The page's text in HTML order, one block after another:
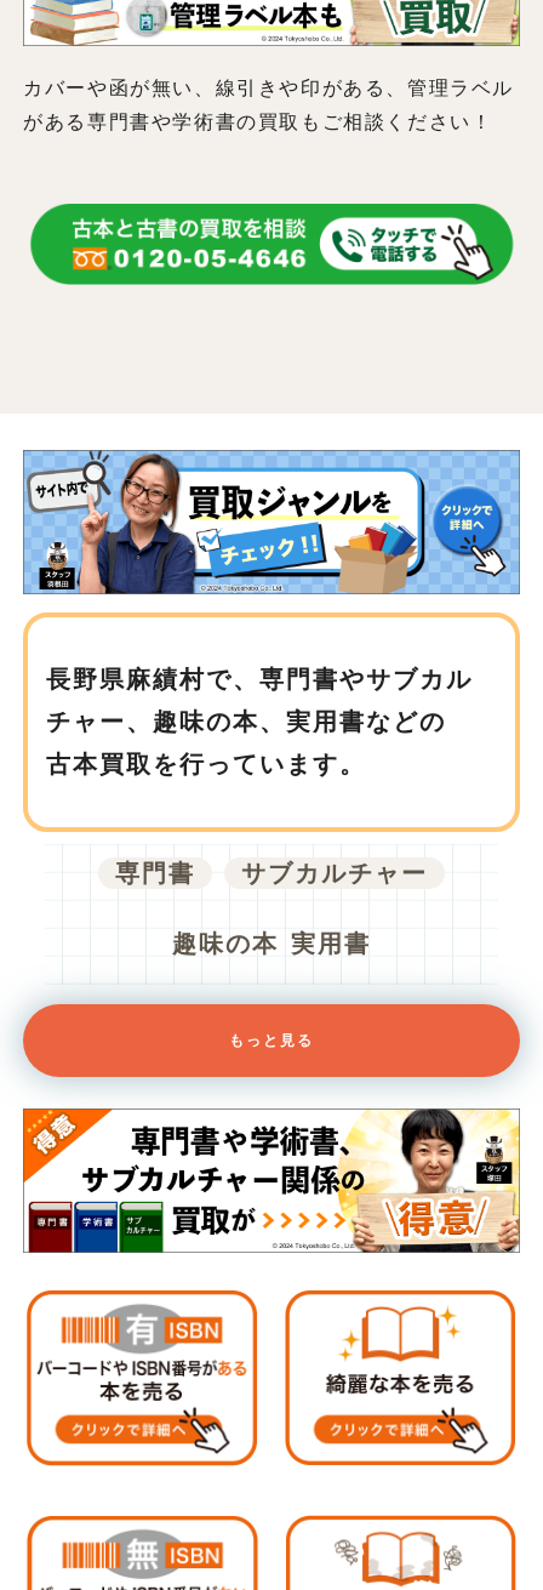
カバーや函が無い、線引きや印がある、管理ラベル
がある専門書や学術書の買取もご相談ください！
長野県麻績村で、専門書やサブカル
チャー、趣味の本、実用書などの
古本買取を行っています。
専門書 サブカルチャー
趣味の本 実用書
もっと見る